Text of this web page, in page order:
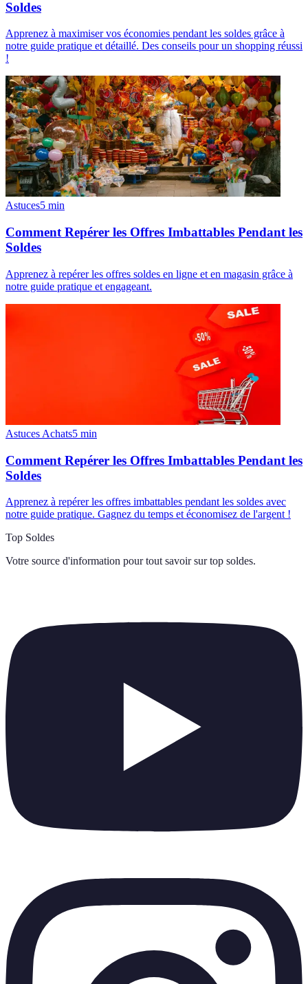
Soldes
Apprenez à maximiser vos économies pendant les soldes grâce à
notre guide pratique et détaillé. Des conseils pour un shopping réussi
!
Astuces5 min
Comment Repérer les Offres Imbattables Pendant les
Soldes
Apprenez à repérer les offres soldes en ligne et en magasin grâce à
notre guide pratique et engageant.
Astuces Achats5 min
Comment Repérer les Offres Imbattables Pendant les
Soldes
Apprenez à repérer les offres imbattables pendant les soldes avec
notre guide pratique. Gagnez du temps et économisez de l'argent !
Top Soldes
Votre source d'information pour tout savoir sur top soldes.